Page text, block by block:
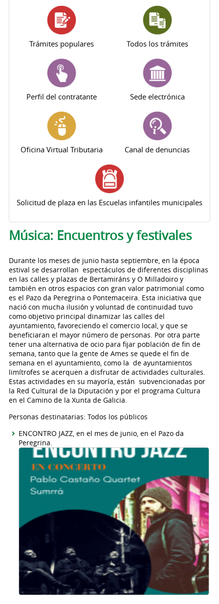
Trámites populares Todos los trámites
Perfil del contratante Sede electrónica
Oficina Virtual Tributaria Canal de denuncias
Solicitud de plaza en las Escuelas infantiles municipales
Solapas principales
Música: Encuentros y festivales
Durante los meses de junio hasta septiembre, en la época
estival se desarrollan espectáculos de diferentes disciplinas
en las calles y plazas de Bertamiráns y O Milladoiro y
también en otros espacios con gran valor patrimonial como
es el Pazo da Peregrina o Pontemaceira. Esta iniciativa que
nació con mucha ilusión y voluntad de continuidad tuvo
como objetivo principal dinamizar las calles del
ayuntamiento, favoreciendo el comercio local, y que se
beneficiaran el mayor número de personas. Por otra parte
tener una alternativa de ocio para fijar población de fin de
semana, tanto que la gente de Ames se quede el fin de
semana en el ayuntamiento, como la de ayuntamientos
limítrofes se acerquen a disfrutar de actividades culturales.
Estas actividades en su mayoría, están subvencionadas por
la Red Cultural de la Diputación y por el programa Cultura
en el Camino de la Xunta de Galicia.
Personas destinatarias: Todos los públicos
ENCONTRO JAZZ, en el mes de junio, en el Pazo da
Peregrina.